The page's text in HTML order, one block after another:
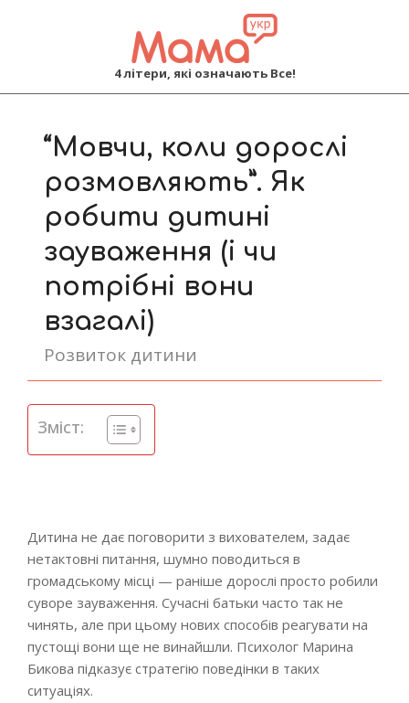
4 літери, які означають Все!
“Мовчи, коли дорослі
розмовляють”. Як
робити дитині
зауваження (і чи
потрібні вони
взагалі)
Розвиток дитини
Зміст:
Дитина не дає поговорити з вихователем, задає
нетактовні питання, шумно поводиться в
громадському місці — раніше дорослі просто робили
суворе зауваження. Сучасні батьки часто так не
чинять, але при цьому нових способів реагувати на
пустощі вони ще не винайшли. Психолог Марина
Бикова підказує стратегію поведінки в таких
ситуаціях.